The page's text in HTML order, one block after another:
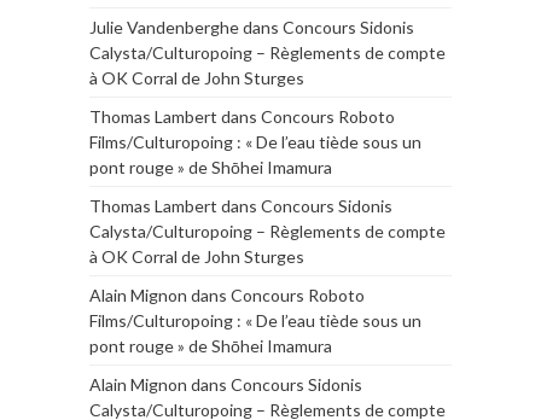
Julie Vandenberghedans Concours Sidonis
Calysta/Culturopoing – Règlements de compte
à OK Corral de John Sturges
Thomas Lambert dans Concours Roboto
Films/Culturopoing : « De l’eau tiède sous un
pont rouge » de Shōhei Imamura
Thomas Lambert dans Concours Sidonis
Calysta/Culturopoing – Règlements de compte
à OK Corral de John Sturges
Alain Mignon dans Concours Roboto
Films/Culturopoing : « De l’eau tiède sous un
pont rouge » de Shōhei Imamura
Alain Mignon dans Concours Sidonis
Calysta/Culturopoing – Règlements de compte